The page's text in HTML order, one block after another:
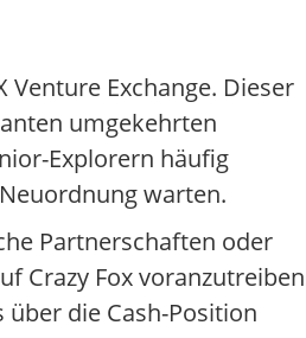
Exchange. Dieser
umgekehrten
Explorern häufig
warten.
Partnerschaften oder
Crazy Fox
die Cash-Position